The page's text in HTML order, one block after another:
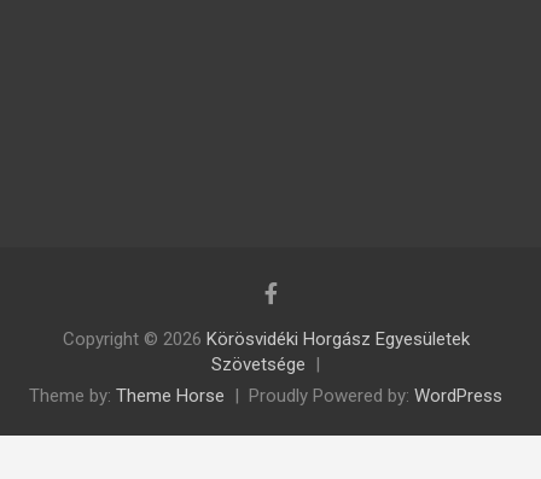
Copyright © 2026 Körösvidéki Horgász Egyesületek
Szövetsége
Theme by: Theme Horse Proudly Powered by: WordPress